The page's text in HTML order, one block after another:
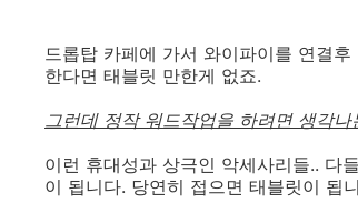
드롭탑 카페에 가서 와이파이를 연결
한다면 태블릿 만한게 없죠.
그런데 정작 워드작업을 하려면 생각
이런 휴대성과 상극인 악세사리들.. 다
이 됩니다. 당연히 접으면 태블릿이 됩